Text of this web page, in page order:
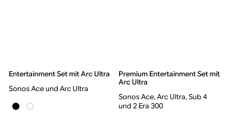
Entertainment Set mit Arc Ultra
Sonos Ace und Arc Ultra
Premium Entertainment Set mit
Arc Ultra
Sonos Ace, Arc Ultra, Sub 4
und 2 Era 300